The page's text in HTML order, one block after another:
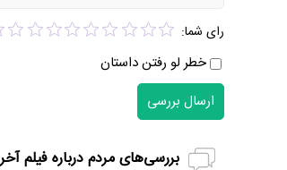
رای شما:
خطر لو رفتن داستان
ارسال بررسی
بررسی‌های مردم درباره فیلم